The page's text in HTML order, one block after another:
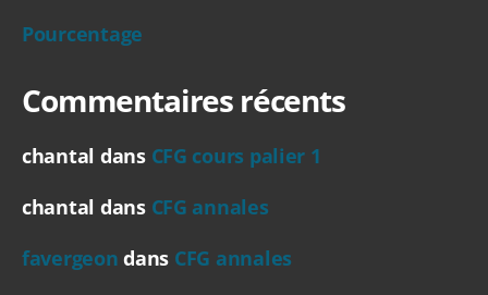
Pourcentage
Commentaires récents
chantal dans CFG cours palier 1
chantal dans CFG annales
favergeon dans CFG annales